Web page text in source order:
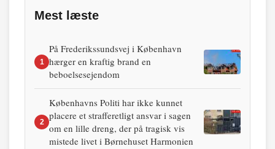
Mest læste
1
På Frederikssundsvej i København
hærger en kraftig brand en
beboelsesejendom
2
Københavns Politi har ikke kunnet
placere et strafferetligt ansvar i sagen
om en lille dreng, der på tragisk vis
mistede livet i Børnehuset Harmonien